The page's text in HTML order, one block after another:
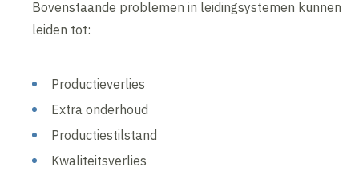
Bovenstaande problemen in leidingsystemen kunnen
leiden tot:
Productieverlies
Extra onderhoud
Productiestilstand
Kwaliteitsverlies